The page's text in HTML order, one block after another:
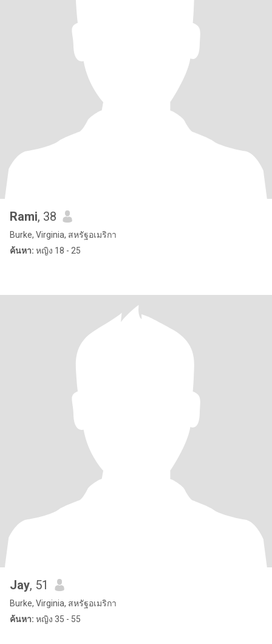
Rami, 38
Burke, Virginia, สหรัฐอเมริกา
ค้นหา: หญิง 18 - 25
Jay, 51
Burke, Virginia, สหรัฐอเมริกา
ค้นหา: หญิง 35 - 55